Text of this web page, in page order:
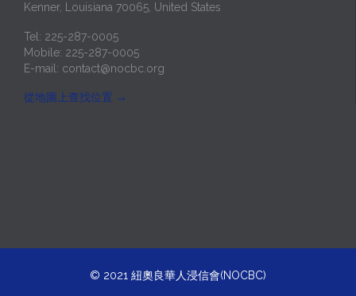
Kenner, Louisiana 70065, United States
Tel: 225-287-0005
Mobile: 225-287-0005
E-mail: contact@nocbc.org
從地圖上查找位置 →
© 2021 紐奧良華人浸信會(NOCBC)